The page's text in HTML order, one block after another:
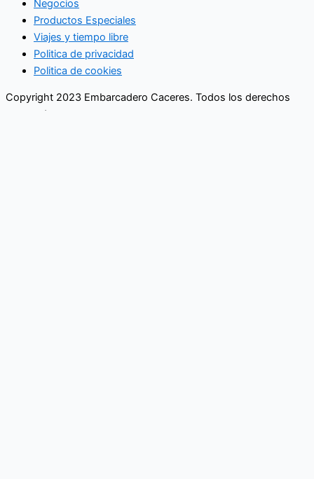
Negocios
Productos Especiales
Viajes y tiempo libre
Politica de privacidad
Politica de cookies
Copyright 2023 Embarcadero Caceres. Todos los derechos
reservados